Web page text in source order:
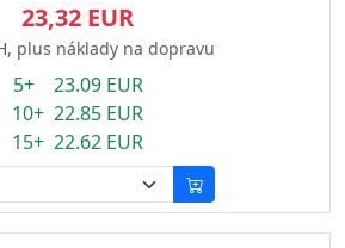
23,32 EUR
plus náklady na dopravu
5+ 23.09 EUR
10+ 22.85 EUR
15+ 22.62 EUR